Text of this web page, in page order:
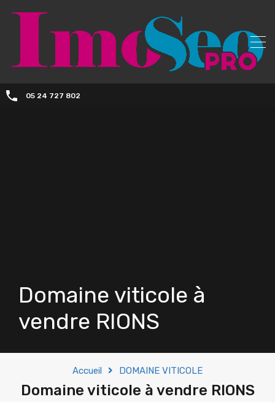
05 24 727 802
Domaine viticole à
vendre RIONS
Accueil DOMAINE VITICOLE
Domaine viticole à vendre RIONS